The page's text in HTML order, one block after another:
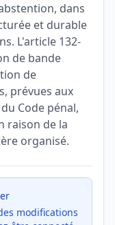
dans
et durable
L'article 132-
de bande
de
prévues aux
Code pénal,
raison de la
organisé.
modifications